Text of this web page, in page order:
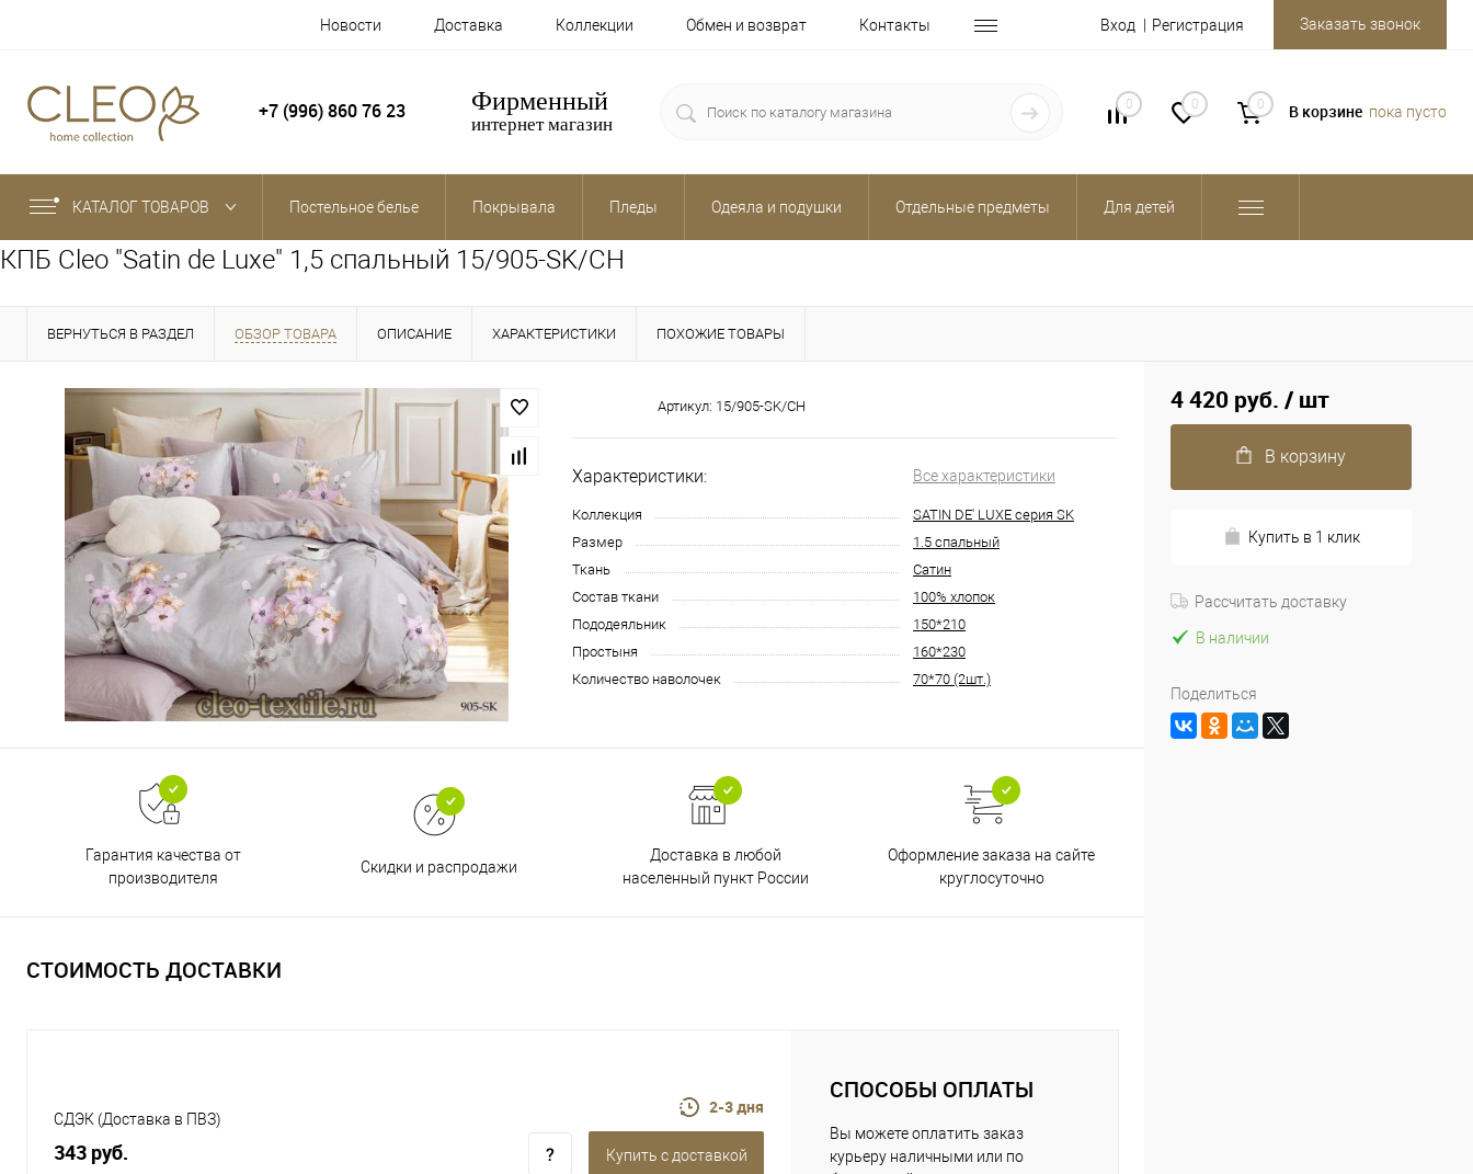
Новости Доставка Коллекции Обмен и возврат Контакты Вход Регистрация Заказать звонок
+7 (996) 860 76 23 Фирменный
интернет магазин
0 0 0 В корзине пока пусто
КАТАЛОГ ТОВАРОВ Постельное белье Покрывала Пледы Одеяла и подушки Отдельные предметы Для детей
КПБ Cleo "Satin de Luxe" 1,5 спальный 15/905-SK/CH
ВЕРНУТЬСЯ В РАЗДЕЛ ОБЗОР ТОВАРА ОПИСАНИЕ ХАРАКТЕРИСТИКИ ПОХОЖИЕ ТОВАРЫ
Артикул: 15/905-SK/CH
Характеристики: Все характеристики
Коллекция
SATIN DE' LUXE серия SK
Размер
1.5 спальный
Ткань
Сатин
Состав ткани
100% хлопок
Пододеяльник
150*210
Простыня
160*230
Количество наволочек
70*70 (2шт.)
Гарантия качества от
производителя
Скидки и распродажи
Доставка в любой
населенный пункт России
Оформление заказа на сайте
круглосуточно
СТОИМОСТЬ ДОСТАВКИ
СДЭК (Доставка в ПВЗ)
343 руб.
2-3 дня
Купить c доставкой
СПОСОБЫ ОПЛАТЫ
Вы можете оплатить заказ
курьеру наличными или по
4 420 руб. / шт
В корзину
Купить в 1 клик
Рассчитать доставку
В наличии
Поделиться